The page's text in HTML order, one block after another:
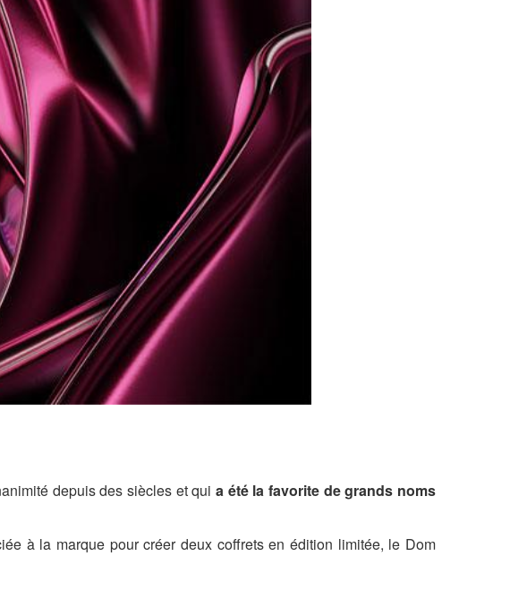
depuis des siècles et qui a été la favorite de grands noms
à la marque pour créer deux coffrets en édition limitée, le Dom